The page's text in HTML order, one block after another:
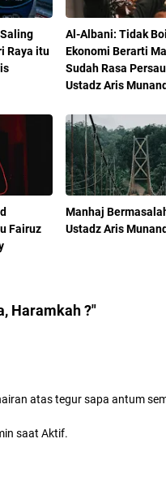
Raya itu
Al-Albani: Tidak
Ekonomi Berarti
Sudah Rasa
Ustadz Aris
Fairuz
Manhaj
Ustadz Aris
Haramkah ?"
atas tegur sapa antum
saat Aktif.